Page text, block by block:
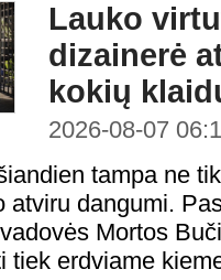
Lauko
dizainerė
kokių
2026-08-07
tampa ne
atviru dangumi.
Mortos
tiek erdviame